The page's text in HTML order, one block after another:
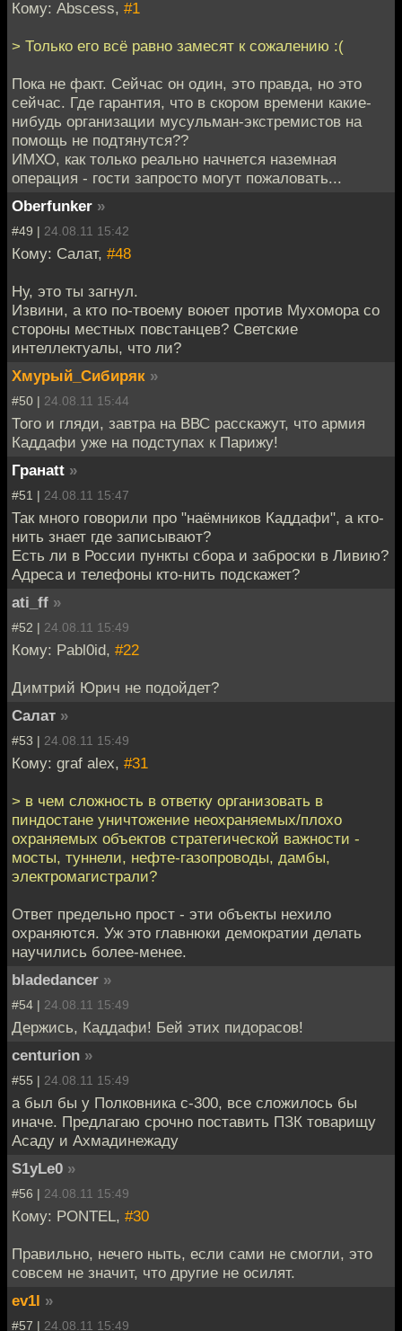
Кому: Abscess, #1
> Только его всё равно замесят к сожалению :(
Пока не факт. Сейчас он один, это правда, но это
сейчас. Где гарантия, что в скором времени какие-
нибудь организации мусульман-экстремистов на
помощь не подтянутся??
ИМХО, как только реально начнется наземная
операция - гости запросто могут пожаловать...
Oberfunker »
#49 | 24.08.11 15:42
Кому: Салат, #48
Ну, это ты загнул.
Извини, а кто по-твоему воюет против Мухомора со
стороны местных повстанцев? Светские
интеллектуалы, что ли?
Хмурый_Сибиряк »
#50 | 24.08.11 15:44
Того и гляди, завтра на ВВС расскажут, что армия
Каддафи уже на подступах к Парижу!
Гранаtt »
#51 | 24.08.11 15:47
Так много говорили про "наёмников Каддафи", а кто-
нить знает где записывают?
Есть ли в России пункты сбора и заброски в Ливию?
Адреса и телефоны кто-нить подскажет?
ati_ff »
#52 | 24.08.11 15:49
Кому: Pabl0id, #22
Димтрий Юрич не подойдет?
Салат »
#53 | 24.08.11 15:49
Кому: graf alex, #31
> в чем сложность в ответку организовать в
пиндостане уничтожение неохраняемых/плохо
охраняемых объектов стратегической важности -
мосты, туннели, нефте-газопроводы, дамбы,
электромагистрали?
Ответ предельно прост - эти объекты нехило
охраняются. Уж это главнюки демократии делать
научились более-менее.
bladedancer »
#54 | 24.08.11 15:49
Держись, Каддафи! Бей этих пидорасов!
centurion »
#55 | 24.08.11 15:49
а был бы у Полковника с-300, все сложилось бы
иначе. Предлагаю срочно поставить ПЗК товарищу
Асаду и Ахмадинежаду
S1yLe0 »
#56 | 24.08.11 15:49
Кому: PONTEL, #30
Правильно, нечего ныть, если сами не смогли, это
совсем не значит, что другие не осилят.
ev1l »
#57 | 24.08.11 15:49